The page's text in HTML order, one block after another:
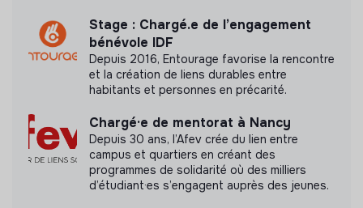
Stage : Chargé.e de l’engagement
bénévole IDF
Depuis 2016, Entourage favorise la rencontre
et la création de liens durables entre
habitants et personnes en précarité.
Chargé·e de mentorat à Nancy
Depuis 30 ans, l’Afev crée du lien entre
campus et quartiers en créant des
programmes de solidarité où des milliers
d’étudiant·es s’engagent auprès des jeunes.